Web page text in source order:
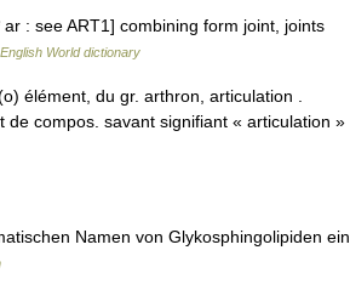
: see ART1] combining form joint, joints
English World dictionary
élément, du gr. arthron, articulation .
compos. savant signifiant « articulation »
Namen von Glykosphingolipiden ein